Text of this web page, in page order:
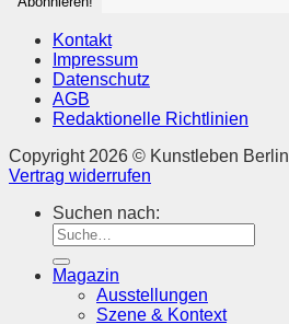
Kontakt
Impressum
Datenschutz
AGB
Redaktionelle Richtlinien
Copyright 2026 © Kunstleben Berlin
Vertrag widerrufen
Suchen nach:
Magazin
Ausstellungen
Szene & Kontext